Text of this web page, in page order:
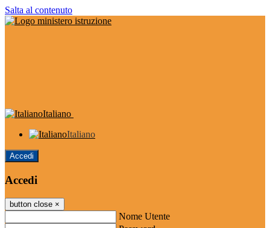
Salta al contenuto
Italiano
Italiano
Accedi
Accedi
button close ×
Nome Utente